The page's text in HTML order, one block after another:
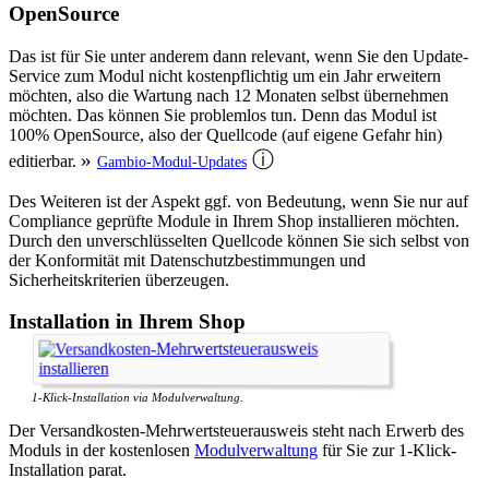
OpenSource
Das ist für Sie unter anderem dann relevant, wenn Sie den Update-
Service zum Modul nicht kostenpflichtig um ein Jahr erweitern
möchten, also die Wartung nach 12 Monaten selbst übernehmen
möchten. Das können Sie problemlos tun. Denn das Modul ist
100% OpenSource, also der Quellcode (auf eigene Gefahr hin)
editierbar.
Gambio-Modul-Updates
Des Weiteren ist der Aspekt ggf. von Bedeutung, wenn Sie nur auf
Compliance geprüfte Module in Ihrem Shop installieren möchten.
Durch den unverschlüsselten Quellcode können Sie sich selbst von
der Konformität mit Datenschutzbestimmungen und
Sicherheitskriterien überzeugen.
Installation in Ihrem Shop
1-Klick-Installation via Modulverwaltung.
Der Versandkosten-Mehrwertsteuerausweis steht nach Erwerb des
Moduls in der kostenlosen Modulverwaltung für Sie zur 1-Klick-
Installation parat.